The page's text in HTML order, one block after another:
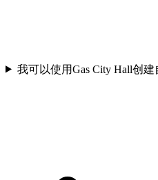
我可以使用Gas City Hall创